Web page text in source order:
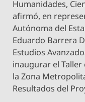
Humanidades,
afirmó, en
Autónoma del
Eduardo Barrera
Estudios
inaugurar el
la Zona
Resultados del